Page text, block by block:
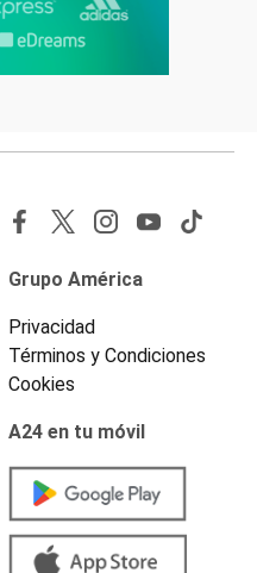
Grupo América
Privacidad
Términos y Condiciones
Cookies
A24 en tu móvil